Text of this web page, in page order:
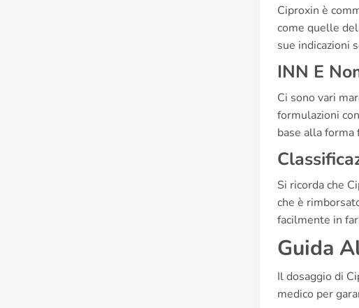
Ciproxin è
come quelle
sue indicazioni
INN E
Ci sono vari
formulazioni
base alla forma
Si ricorda che
che è
facilmente in
Guida
Il dosaggio di
medico per